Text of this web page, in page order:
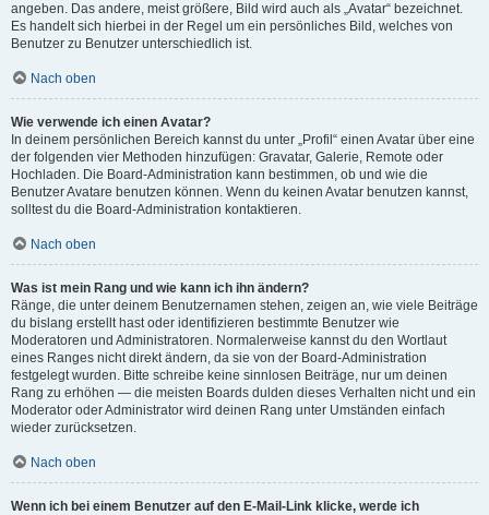
angeben. Das andere, meist größere, Bild wird auch als „Avatar“ bezeichnet.
Es handelt sich hierbei in der Regel um ein persönliches Bild, welches von
Benutzer zu Benutzer unterschiedlich ist.
Nach oben
Wie verwende ich einen Avatar?
In deinem persönlichen Bereich kannst du unter „Profil“ einen Avatar über eine
der folgenden vier Methoden hinzufügen: Gravatar, Galerie, Remote oder
Hochladen. Die Board-Administration kann bestimmen, ob und wie die
Benutzer Avatare benutzen können. Wenn du keinen Avatar benutzen kannst,
solltest du die Board-Administration kontaktieren.
Nach oben
Was ist mein Rang und wie kann ich ihn ändern?
Ränge, die unter deinem Benutzernamen stehen, zeigen an, wie viele Beiträge
du bislang erstellt hast oder identifizieren bestimmte Benutzer wie
Moderatoren und Administratoren. Normalerweise kannst du den Wortlaut
eines Ranges nicht direkt ändern, da sie von der Board-Administration
festgelegt wurden. Bitte schreibe keine sinnlosen Beiträge, nur um deinen
Rang zu erhöhen — die meisten Boards dulden dieses Verhalten nicht und ein
Moderator oder Administrator wird deinen Rang unter Umständen einfach
wieder zurücksetzen.
Nach oben
Wenn ich bei einem Benutzer auf den E-Mail-Link klicke, werde ich